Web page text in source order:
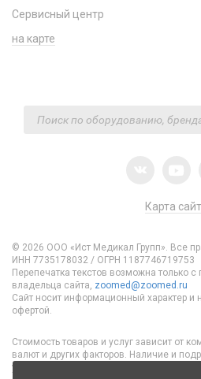
Сервисный центр
на карте
Карта
© 2026 ООО «Ист Медикал Групп». Все
ИНН 7735178032 / ОГРН 1187746719753
Перепечатка текстов возможна только
владельца сайта, zoomed@zoomed.ru
Сайт носит информационный характер и
офертой.
Стоимость товаров и услуг зависит от
валют и других факторов. Наличие и
уточняйте у специалистов отдела продаж.